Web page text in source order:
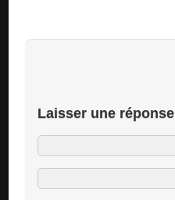
Laisser une réponse